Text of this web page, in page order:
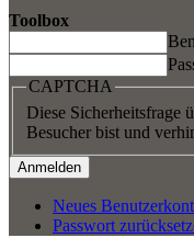
Toolbox
CAPTCHA
Diese Sicherheitsfrage
Besucher bist und
Neues
Passwort